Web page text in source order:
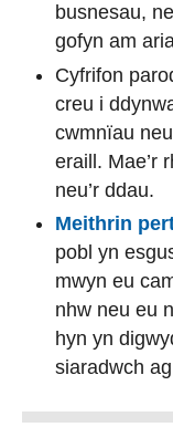
busnesau,
gofyn am
Cyfrifon
creu i
cwmnïau
eraill. Mae’r
neu’r ddau.
Meithrin
pobl yn
mwyn eu
nhw neu eu
hyn yn
siaradwch